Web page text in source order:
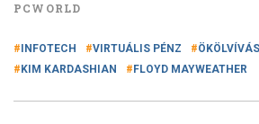
PCWORLD
INFOTECH VIRTUÁLIS PÉNZ ÖKÖLVÍVÁS
KIM KARDASHIAN
FLOYD MAYWEATHER